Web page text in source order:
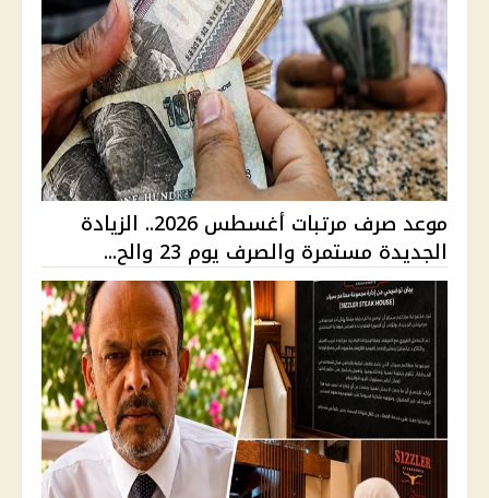
موعد صرف مرتبات أغسطس 2026.. الزيادة
الجديدة مستمرة والصرف يوم 23 والح...